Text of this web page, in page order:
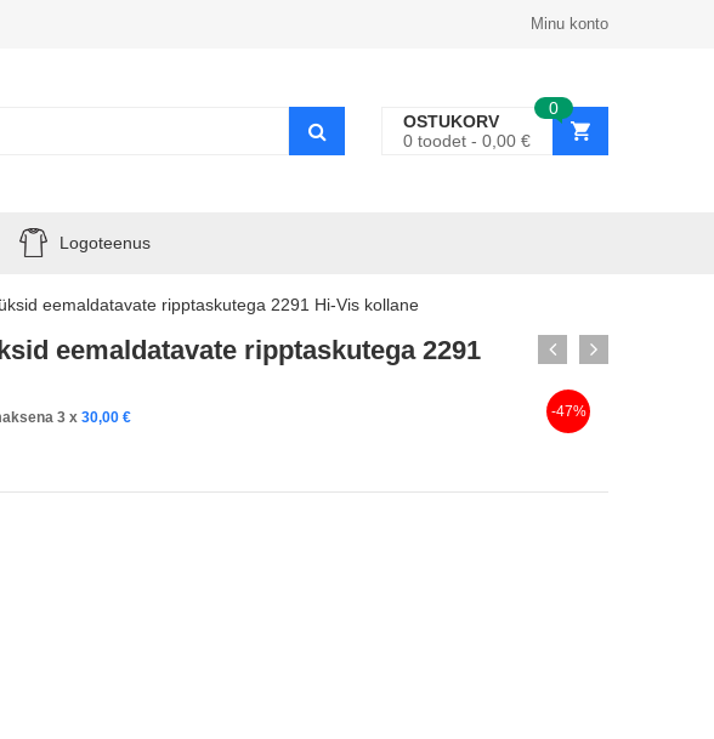
Minu konto
0
OSTUKORV
0 toodet 0,00 €
Logoteenus
eemaldatavate ripptaskutega 2291 Hi-Vis kollane
eemaldatavate ripptaskutega 2291
3 x 30,00 € -47%